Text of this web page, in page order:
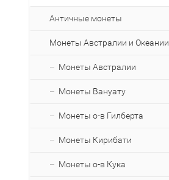
Античные монеты
Монеты Австралии и Океании
Монеты Австралии
Монеты Вануату
Монеты о-в Гилберта
Монеты Кирибати
Монеты о-в Кука